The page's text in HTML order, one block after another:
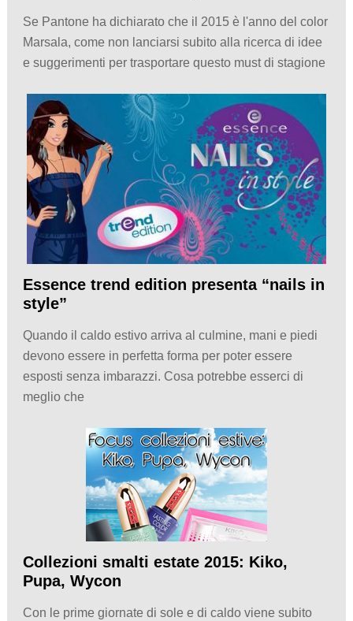
Se Pantone ha dichiarato che il 2015 è l'anno del color
Marsala, come non lanciarsi subito alla ricerca di idee
e suggerimenti per trasportare questo must di stagione
Essence trend edition presenta “nails in
style”
Quando il caldo estivo arriva al culmine, mani e piedi
devono essere in perfetta forma per poter essere
esposti senza imbarazzi. Cosa potrebbe esserci di
meglio che
Collezioni smalti estate 2015: Kiko,
Pupa, Wycon
Con le prime giornate di sole e di caldo viene subito